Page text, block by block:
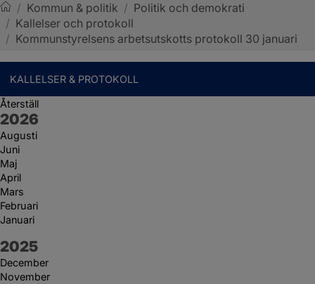
Sotenäs kommun
/ Kommun & politik / Politik och demokrati
/ Kallelser och protokoll
/ Kommunstyrelsens arbetsutskotts protokoll 30 januari
KALLELSER & PROTOKOLL
Återställ
År:
2026
Augusti
Juni
Maj
April
Mars
Februari
Januari
År:
2025
December
November